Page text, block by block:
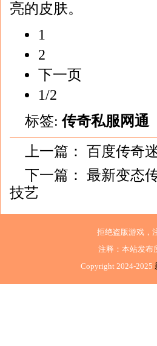
亮的皮肤。
1
2
下一页
1/2
标签:传奇私服网通
上一篇： 百度传奇
下一篇： 最新变态
技艺
拒绝盗版游戏，
注释：本站发布
Copyright 2024-2025